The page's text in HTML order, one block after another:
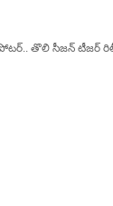
సంస్థలో
ఆయన పాటించే
పోటర్.. తొలి సీజన్ టీజర్